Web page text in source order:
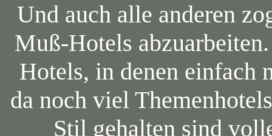
Und auch alle anderen
Muß-Hotels
Hotels, in denen einfach
da noch viel
Stil gehalten sind